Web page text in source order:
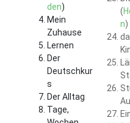
den)
Mein
Zuhause
Lernen
Der
Deutschkur
s
Der Alltag
Tage,
(
n)